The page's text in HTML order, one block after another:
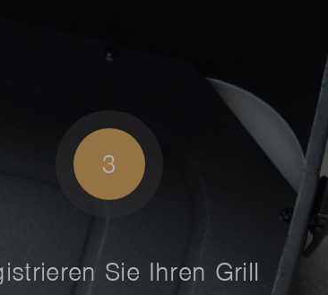
3
Sie Ihren Grill